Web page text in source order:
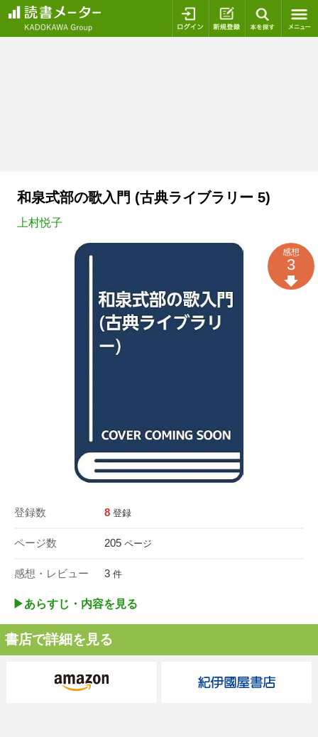
ログイン 新規登録
和泉式部の歌入門 (古典ライブラリー 5)
上村悦子
登録数 8 登録
ページ数 205 ページ
感想・レビュー 3 件
感想
3
▶︎あらすじ・内容を見る
書店で詳細を見る